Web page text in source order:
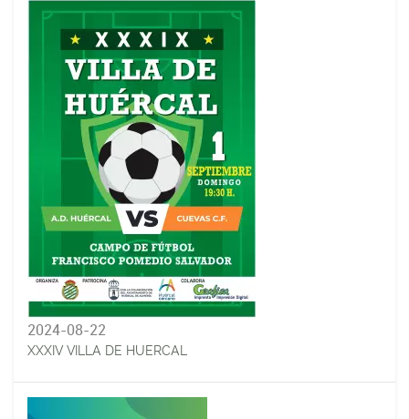
2024-08-22
XXXIV VILLA DE HUERCAL